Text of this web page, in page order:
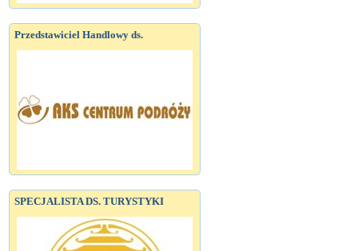
Przedstawiciel Handlowy ds.
SPECJALISTA DS. TURYSTYKI